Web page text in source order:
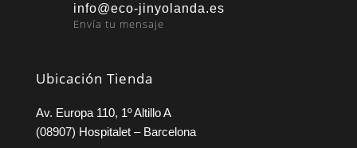
info@eco-jinyolanda.es
Envía tu mensaje
Ubicación Tienda
Av. Europa 110, 1º Altillo A
(08907) Hospitalet – Barcelona